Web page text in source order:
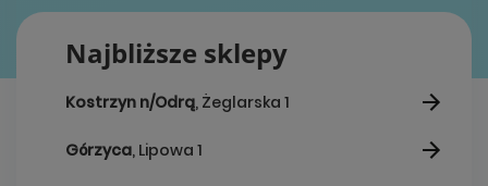
Najbliższe sklepy
Kostrzyn n/Odrą, Żeglarska 1
Górzyca, Lipowa 1